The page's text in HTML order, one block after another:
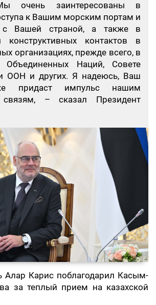
очень заинтересованы в
к Вашим морским портам и
с Вашей страной, а также в
конструктивных контактов в
организациях, прежде всего, в
Объединенных Наций, Совете
ООН и других. Я надеюсь, Ваш
придаст импульс нашим
связям, – сказал Президент
Алар Карис поблагодарил Касым-
за теплый прием на казахской